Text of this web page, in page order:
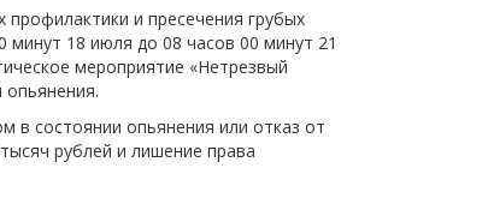
Подробнее
Подробнее
организаций?
объявление.
и пресечения грубых
18 июля до 08 часов 00 минут 21
мероприятие «Нетрезвый
в состоянии опьянения или отказ от
рублей и лишение права